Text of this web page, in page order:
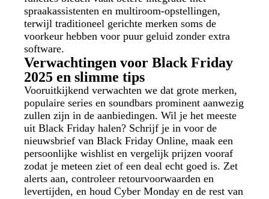
spraakassistenten en multiroom-opstellingen,
terwijl traditioneel gerichte merken soms de
voorkeur hebben voor puur geluid zonder extra
software.
Verwachtingen voor Black Friday
2025 en slimme tips
Vooruitkijkend verwachten we dat grote merken,
populaire series en soundbars prominent aanwezig
zullen zijn in de aanbiedingen. Wil je het meeste
uit Black Friday halen? Schrijf je in voor de
nieuwsbrief van Black Friday Online, maak een
persoonlijke wishlist en vergelijk prijzen vooraf
zodat je meteen ziet of een deal echt goed is. Zet
alerts aan, controleer retourvoorwaarden en
levertijden, en houd Cyber Monday en de rest van